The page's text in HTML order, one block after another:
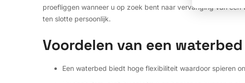
proefliggen wanneer u op zoek bent naar vervanging van
ten slotte persoonlijk.
Voordelen van een waterbed
Een waterbed biedt hoge flexibiliteit waardoor spieren